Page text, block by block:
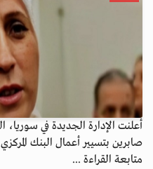
أعلنت الإدارة الجديدة في سوريا،
صابرين بتسيير أعمال البنك
متابعة القراءة ...